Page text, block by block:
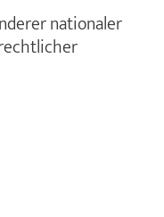
nationaler